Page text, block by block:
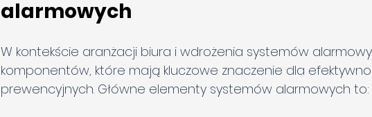
alarmowych
W kontekście aranżacji biura i wdrożenia systemów
komponentów, które mają kluczowe znaczenie dla
prewencyjnych. Główne elementy systemów alarmowych to: